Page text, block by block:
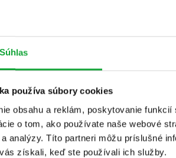
Súhlas
používa súbory cookies
obsahu a reklám, poskytovanie
o tom, ako používate naše webové
analýzy. Títo partneri môžu príslušné
získali, keď ste používali ich služby.